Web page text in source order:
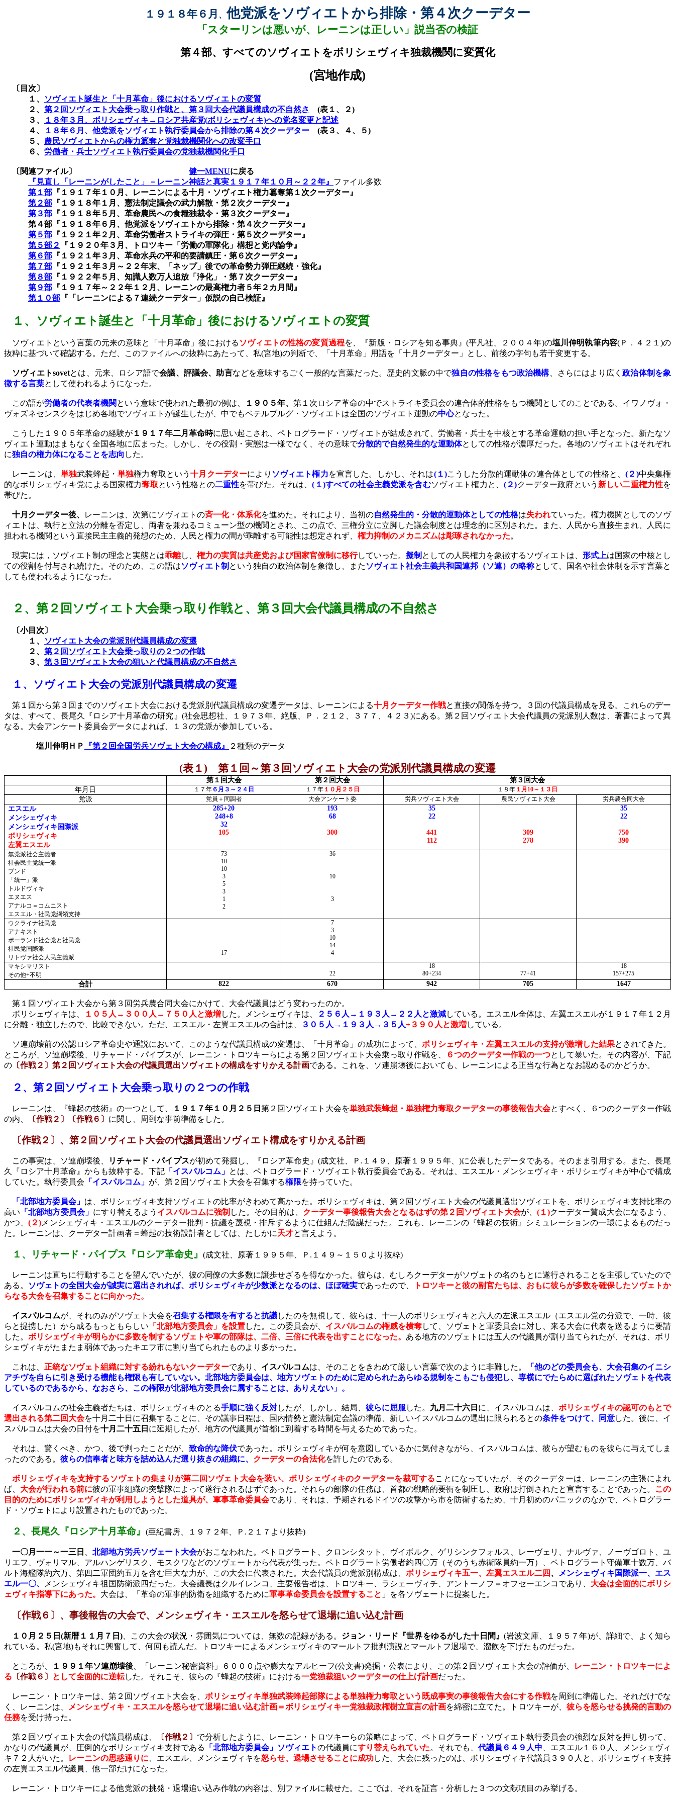
１９１８年６月 、他党派をソヴィエトから排除・第４次クーデター
「スターリンは悪いが、レーニンは正しい」説当否の検証
第４部、すべてのソヴィエトをボリシェヴィキ独裁機関に変質化
(宮地作成)
〔目次〕
１、
ソヴィエト誕生と「十月革命」後におけるソヴィエトの変質
２、 第２回ソヴィエト大会乗っ取り作戦と、第３回大会代議員構成の不自然さ (表１、２)
３、
１８年３月、ボリシェヴィキ→ロシア共産党(ボリシェヴィキ)への党名変更と記述
４、
１８年６月、他党派をソヴィエト執行委員会から排除の第４次クーデター (表３、４、５)
５、 農民ソヴィエトからの権力簒奪と党独裁機関化への改変手口
６、 労働者・兵士ソヴィエト執行委員会の党独裁機関化手口
〔関連ファイル〕 健一MENUに戻る
『見直し「レーニンがしたこと」－レーニン神話と真実１９１７年１０月～２２年』 ファイル多数
第１部 『１９１７年１０月、レーニンによる十月・ソヴィエト権力簒奪第１次クーデター』
第２部 『１９１８年１月、憲法制定議会の武力解散・第２次クーデター』
第３部 『１９１８年５月、革命農民への食糧独裁令・第３次クーデター』
第４部『１９１８年６月、他党派をソヴィエトから排除・第４次クーデター』
第５部 『１９２１年２月、革命労働者ストライキの弾圧・第５次クーデター』
第５部２
『１９２０年３月、トロツキー「労働の軍隊化」構想と党内論争』
第６部 『１９２１年３月、革命水兵の平和的要請鎮圧・第６次クーデター』
第７部 『１９２１年３月～２２年末、「ネップ」後での革命勢力弾圧継続・強化』
第８部 『１９２２年５月、知識人数万人追放「浄化」・第７次クーデター』
第９部 『１９１７年～２２年１２月、レーニンの最高権力者５年２カ月間』
第１０部 『「レーニンによる７連続クーデター」仮説の自己検証』
１、 ソヴィエト誕生と「十月革命」後におけるソヴィエトの変質
ソヴィエトという言葉の元来の意味と「十月革命」後における ソヴィエトの性格の変質過程を、『新版・ロシアを知る事典』(平凡社、２００４年)の塩川伸明執筆内容( Ｐ．４２１ )の
抜粋に基づいて確認する。ただ、このファイルへの抜粋にあたって、私(宮地)の判断で、「十月革命」用語を「十月クーデター」とし、前後の字句も若干変更する。
ソヴィエトsovetとは、元来、ロシア語で会議、評議会、助言などを意味するごく一般的な言葉だった。歴史的文脈の中で独自の性格をもつ政治機構、さらにはより広く政治体制を象
徴する言葉として使われるようになった。
この語が労働者の代表者機関 という意味で使われた最初の例は、 １９０５年、 第１次ロシア革命の中でストライキ委員会の連合体的性格をもつ機関としてのことである。イワノヴォ・
ヴォズネセンスクをはじめ各地でソヴィエトが誕生したが、中でもペテルブルグ・ソヴィエトは全国のソヴィエト運動の中心となった。
こうした１９０５年革命の経験が １９１７年二月革命時に思い起こされ、ペトログラード・ソヴィエトが結成されて、労働者・兵士を中核とする革命運動の担い手となった。新たなソ
ヴィエト運動はまもなく全国各地に広まった。しかし、その役割・実態は一様でなく、その意味で分散的で自然発生的な運動体としての性格が濃厚だった。各地のソヴィエトはそれぞれ
に独自の権力体になることを志向 した。
レーニンは、 単独武装蜂起・単独権力奪取という十月クーデターにより ソヴィエト権力を宣言した。しかし、それは(１)こうした分散的運動体の連合体としての性格と、( ２ )中央集権
的なボリシェヴィキ党による国家権力奪取という性格との二重性を帯びた。それは、( １)すべての社会主義党派を含むソヴィエト権力と、( ２)クーデター政府という 新しい二重権力性を
帯びた。
十月クーデター後、 レーニンは、次第にソヴィエトの斉一化・体系化を進めた。それにより、当初の自然発生的・分散的運動体としての性格は失われていった。 権力機関としてのソヴ
ィエト は、執行と立法の分離を否定し、両者を兼ねるコミューン型の機関とされ、この点で、三権分立に立脚した議会制度とは理念的に区別された。また、人民から直接生まれ、人民に
担われる機関という直接民主主義的発想のため、人民と権力の間が乖離する可能性は想定されず、 権力抑制のメカニズムは彫琢されなかった。
現実には，ソヴィエト制の理念と実態とは乖離し、 権力の実質は共産党および国家官僚制に移行していった。 擬制 としての人民権力を象徴するソヴィエトは、 形式上は国家の中核とし
ての役割を付与され続けた。そのため、この語はソヴィエト制 という独自の政治体制を象徴し、また ソヴィエト社会主義共和国連邦（ソ連）の略称として、国名や社会休制を示す言葉と
しても使われるようになった。
２、 第２回ソヴィエト大会乗っ取り作戦と、第３回大会代議員構成の不自然さ
〔小目次〕
１、
ソヴィエト大会の党派別代議員構成の変遷
２、 第２回ソヴィエト大会乗っ取りの２つの作戦
３、 第３回ソヴィエト大会の狙いと代議員構成の不自然さ
１、 ソヴィエト大会の党派別代議員構成の変遷
第１回から第３回までのソヴィエト大会における党派別代議員構成の変遷データは、レーニンによる十月クーデター作戦と直接の関係を持つ。３回の代議員構成を見る。これらのデー
タは、すべて、長尾久『ロシア十月革命の研究』 (社会思想社、１９７３年、絶版、Ｐ．２１２、３７７、４２３)にある。第２回ソヴィエト大会代議員の党派別人数は、著書によって異
なる。大会アンケート委員会データによれば、１３の党派が参加している。
塩川伸明ＨＰ 『第２回全国労兵ソヴェト大会の構成』 ２種類のデータ
(表１) 第１回～第３回ソヴィエト大会の党派別代議員構成の変遷
第１回大会 第２回大会
第３回大会
年月日
１７年６月３～２４日 １７年１０月２５日 １８年１月 10～１３日
党派 党員＋同調者 大会アンケート委 労兵ソヴィエト大会 農民ソヴィエト大会 労兵農合同大会
エスエル
メンシェヴィキ
メンシェヴィキ国際派
ボリシェヴィキ
左翼エスエル
285+20
248+8
32
105
193
68
300
35
22
441
112
309
278
35
22
750
390
無党派社会主義者
社会民主党統一派
ブンド
「統一」派
トルドヴィキ
エヌエス
アナルコ＝コムニスト
エスエル・社民党綱領支持
73
10
10
3
5
3
1
2
36
10
3
ウクライナ社民党
アナキスト
ポーランド社会党と社民党
社民党国際派
リトヴァ社会人民主義派
17
7
3
10
14
4
マキシマリスト
その他+不明 22
18
80+234
77+41
18
157+275
合計 822 670 942 705 1647
第１回ソヴィエト大会から第３回労兵農合同大会にかけて、大会代議員はどう変わったのか。
ボリシェヴィキは、
１０５人→３００人→７５０人と激増した。メンシェヴィキは、 ２５６人→１９３人→２２人と激減している。エスエル全体は、左翼エスエルが１９１７年１２月
に分離・独立したので、比較できない。ただ、エスエル・左翼エスエルの合計は、
３０５人→１９３人→３５人+ ３９０人と激増している。
ソ連崩壊前の公認ロシア革命史や通説において、このような代議員構成の変遷は、「十月革命」の成功によって、 ボリシェヴィキ・左翼エスエルの支持が激増した結果とされてきた。
ところが、ソ連崩壊後、リチャード・パイプスが、レーニン・トロツキーらによる第２回ソヴィエト大会乗っ取り作戦を、
６つのクーデター作戦の一つとして暴いた。その内容が、下記
の 〔作戦２〕第２回ソヴィエト大会の代議員選出ソヴィエトの構成をすりかえる計画である。これを、ソ連崩壊後においても、レーニンによる正当な行為となお認めるのかどうか。
２、 第２回ソヴィエト大会乗っ取りの２つの作戦
レーニンは、『蜂起の技術』の一つとして、 １９１７年１０月２５日 第２回ソヴィエト大会を単独武装蜂起・単独権力奪取クーデターの事後報告大会とすべく、６つのクーデター作戦
の内、
〔作戦２〕〔作戦６〕 に関し、周到な事前準備をした。
〔作戦２〕、第２回ソヴィエト大会の代議員選出ソヴィエト構成をすりかえる計画
この事実は、ソ連崩壊後、 リチャード・パイプスが初めて発掘し、『ロシア革命史』 (成文社、Ｐ . １４９、原著１９９５年、)に公表したデータである。そのまま引用する。また、長尾
久『ロシア十月革命』からも抜粋する。下記 「イスパルコム」 とは、ペトログラード・ソヴィエト執行委員会である。それは、エスエル・メンシェヴィキ・ボリシェヴィキが中心で構成
していた。執行委員会 「イスパルコム」 が、第２回ソヴィエト大会を召集する権限を持っていた。
「北部地方委員会」 は、ボリシェヴィキ支持ソヴィエトの比率がきわめて高かった。ボリシェヴィキは、第２回ソヴィエト大会の代議員選出ソヴィエトを、ボリシェヴィキ支持比率の
高い 「北部地方委員会」 にすり替えるよう イスパルコムに強制 した。その目的は、 クーデター事後報告大会となるはずの第２回ソヴィエト大会が、 (１)クーデター賛成大会になるよう、
かつ、( ２) メンシェヴィキ・エスエルのクーデター批判・抗議を蔑視・排斥するように仕組んだ陰謀だった。これも、 レーニンの『蜂起の技術』シミュレーションの一環によるものだっ
た。レーニンは、クーデター計画者＝蜂起の技術設計者としては、たしかに天才と言えよう。
１、リチャード・パイプス『ロシア革命史』 (成文社、原著１９９５年、Ｐ . １４９～１５０より抜粋)
レーニンは直ちに行動することを望んでいたが、彼の同僚の大多数に譲歩せざるを得なかった。彼らは、むしろクーデターがソヴェトの名のもとに遂行されることを主張していたので
ある。
ソヴェトの全国大会が誠実に選出されれば、ボリシェヴィキが少数派となるのは、ほぼ確実であったので、
トロツキーと彼の副官たちは、おもに彼らが多数を確保したソヴェトか
らなる大会を召集することに向かった。
イスパルコムが、それのみがソヴェト大会を召集する権限を有すると抗議したのを無視して、彼らは、十一人のボリシェヴィキと六人の左派エスエル（エスエル党の分派で、一時、彼
らと提携した）から成るもっともらしい 「北部地方委員会」を設置した。この委員会が、 イスパルコムの権威を横奪して、ソヴェトと軍委員会に対し、来る大会に代表を送るように要請
した。 ボリシェヴィキが明らかに多数を制するソヴェトや軍の部隊は、二倍、三倍に代表を出すことになった。 ある地方のソヴェトには五人の代議員が割り当てられたが、それは、ボリ
シェヴィキがたまたま弱体であったキエフ市に割り当てられたものより多かった。
これは、 正統なソヴェト組織に対する紛れもないクーデターであり、 イスパルコムは、そのことをきわめて厳しい言葉で次のように非難した。
「他のどの委員会も、大会召集のイニシ
アチヴを自らに引き受ける機能も権限も有していない。北部地方委員会は、地方ソヴェトのために定められたあらゆる規制をこもごも侵犯し、専横にでたらめに選ばれたソヴェトを代表
しているのであるから、なおさら、この権限が北部地方委員会に属することは、ありえない」。
イスパルコムの社会主義者たちは、ボリシェヴィキのとる手順に強く反対したが、しかし、結局、 彼らに屈服 した。 九月二十六日 に、イスパルコムは、 ボリシェヴィキの認可のもとで
選出される第二回大会を十月二十日に召集することに、その議事日程は、国内情勢と憲法制定会議の準備、新しいイスパルコムの選出に限られるとの条件をつけて、同意した。後に、イ
スパルコムは大会の日付を十月二十五日 に延期したが、地方の代議員が首都に到着する時間を与えるためであった。
それは、驚くべき、かつ、後で判ったことだが、 致命的な降伏であった。ボリシェヴィキが何を意図しているかに気付きながら、イスパルコムは、彼らが望むものを彼らに与えてしま
ったのである。 彼らの信奉者と味方を詰め込んだ選り抜きの組織に、 クーデターの合法化を許したのである。
ボリシェヴィキを支持するソヴェトの集まりが第二回ソヴェト大会を装い、ボリシェヴィキのクーデターを裁可することになっていたが、そのクーデターは、レーニンの主張によれ
ば、 大会が行われる前に彼の軍事組織の突撃隊によって遂行されるはずであった。それらの部隊の任務は、首都の戦略的要衝を制圧し、政府は打倒されたと宣言することであった。 この
目的のためにボリシェヴィキが利用しようとした道具が、軍事革命委員会であり、それは、予期されるドイツの攻撃から市を防衛するため、十月初めのパニックのなかで、ペトログラー
ド・ソヴェトにより設置されたものであった。
２、長尾久『ロシア十月革命』 (亜紀書房、１９７２年、Ｐ . ２１７より抜粋)
一〇月一一～一三日 北部地方労兵ソヴェート大会がおこなわれた。ペトログラート、クロンシタット、ヴイボルク、ゲリシンクフォルス、レーヴェリ、ナルヴァ、ノーヴゴロト、ユ
リエフ、ヴォリマル、アルハンゲリスク、モスクワなどのソヴェートから代表が集った。ペトログラート労働者約四〇万（そのうち赤衛隊員約一万）、ペトログラート守備軍十数万、バ
ルト海艦隊約六万、第四二軍団約五万を含む巨大な力が、この大会に代表された。大会代議員の党派別構成は、 ボリシェヴィキ五一、左翼エスエル二四、
メンシェヴィキ国際派一、エス
エル一〇、
メンシェヴィキ祖国防衛派四だった。大会議長はクルイレンコ、主要報告者は、トロツキー、ラシェーヴィチ、アントーノフ＝オフセーエンコであり、 大会は全面的にボリシ
ェヴィキ指導下にあった。 大会は、「革命の軍事的防衛を組織するために軍事革命委員会を設置すること 」を各ソヴェートに提案した。
〔作戦６〕、事後報告の大会で、メンシェヴィキ・エスエルを怒らせて退場に追い込む計画
１０月２５日(新暦１１月７日) 、この大会の状況・雰囲気については、無数の記録がある。 ジョン・リード『世界をゆるがした十日間』(岩波文庫、１９５７年)が、詳細で、よく知ら
れている。私(宮地)もそれに興奮して、何回も読んだ。トロツキーによるメンシェヴィキのマールトフ批判演説とマールトフ退場で、溜飲を下げたものだった。
ところが、 １９９１年ソ連崩壊後 、「レーニン秘密資料」６０００点や膨大なアルヒーフ(公文書)発掘・公表により、この第２回ソヴィエト大会の評価が、
レーニン・トロツキーによ
る 〔作戦６〕 として全面的に逆転した。それこそ、彼らの 『蜂起の技術』における一党独裁狙いクーデターの仕上げ計画だった。
レーニン・トロツキーは、第２回ソヴィエト大会を、 ボリシェヴィキ単独武装蜂起部隊による単独権力奪取という既成事実の事後報告大会にする作戦を周到に準備した。それだけでな
く、レーニンは、
メンシェヴィキ・エスエルを怒らせて退場に追い込む計画＝ボリシェヴィキ一党独裁政権樹立宣言の計画を綿密に立てた。トロツキーが、 彼らを怒らせる挑発的言動の
任務を受け持った。
第２回ソヴィエト大会の代議員構成は、 〔作戦２〕 で分析したように、レーニン・トロツキーらの策略によって、ペトログラード・ソヴィエト執行委員会の強烈な反対を押し切って、
かなりの代議員が、圧倒的なボリシェヴィキ支持である
「北部地方委員会」ソヴィエトの代議員にすり替えられていた。それでも、代議員６４９人中 、エスエル１６０人、メンシェヴィ
キ７２人がいた。
レーニンの思惑通りに 、エスエル、メンシェヴィキを怒らせ、退場させることに成功した。大会に残ったのは、ボリシェヴィキ代議員３９０人と、ボリシェヴィキ支持
の左翼エスエル代議員、他一部だけになった。
レーニン・トロツキーによる他党派の挑発・退場追い込み作戦の内容は、別ファイルに載せた。ここでは、それを証言・分析した３つの文献項目のみ挙げる。